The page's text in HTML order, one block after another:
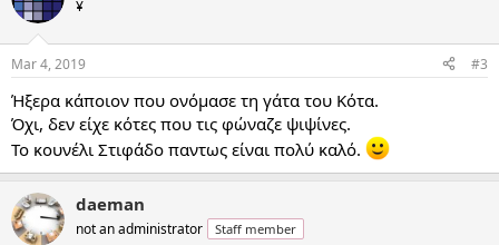
¥
Mar 4, 2019 #3
Ήξερα κάποιον που ονόμασε τη γάτα του Κότα.
Όχι, δεν είχε κότες που τις φώναζε ψιψίνες.
Το κουνέλι Στιφάδο παντως είναι πολύ καλό.
daeman
not an administrator Staff member